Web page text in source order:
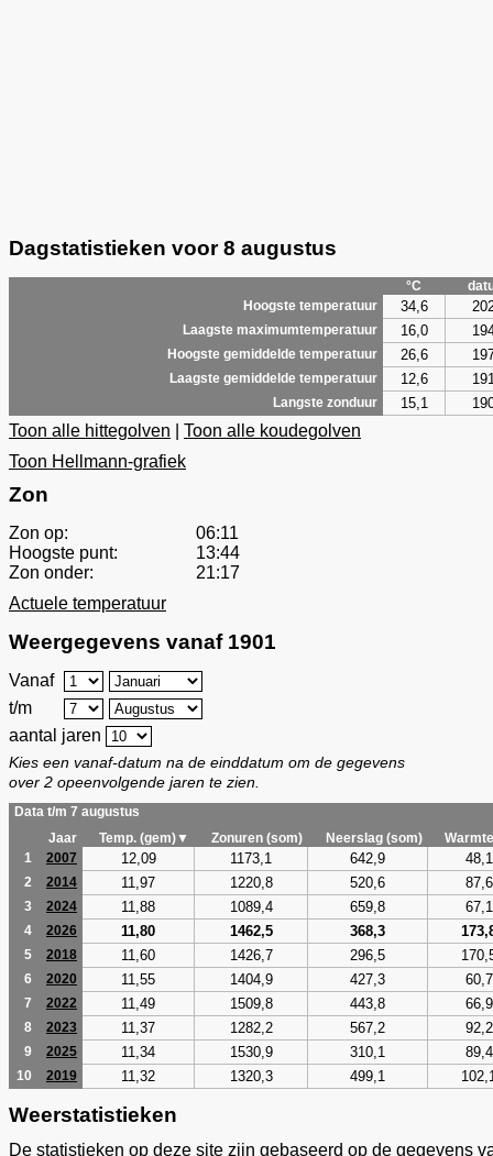
Dagstatistieken voor 8 augustus
°C
Hoogste temperatuur
34,6
Laagste maximumtemperatuur 16,0
Hoogste gemiddelde temperatuur 26,6
Laagste gemiddelde temperatuur 12,6
Langste zonduur 15,1
Toon alle hittegolven
Toon alle koudegolven
Toon Hellmann-grafiek
Zon
Zon op:
06:11
Hoogste punt:
13:44
Zon onder:
21:17
Actuele temperatuur
Weergegevens vanaf 1901
Vanaf
t/m
aantal jaren
Kies een vanaf-datum na de einddatum om de gegevens
over 2 opeenvolgende jaren te zien.
Data t/m 7 augustus
Jaar
Temp. (gem)▼ Zonuren (som) Neerslag (som)
1
2007 12,09 1173,1 642,9 48,1
2 2014 11,97 1220,8 520,6 87,6
3 2024 11,88 1089,4 659,8 67,1
4 2026 11,80 1462,5 368,3
5 2018 11,60 1426,7 296,5
6 2020 11,55 1404,9 427,3 60,7
7 2022 11,49 1509,8 443,8 66,9
8 2023 11,37 1282,2 567,2 92,2
9 2025 11,34 1530,9 310,1 89,4
10 2019 11,32 1320,3 499,1
Weerstatistieken
De statistieken op deze site zijn gebaseerd op de gegevens